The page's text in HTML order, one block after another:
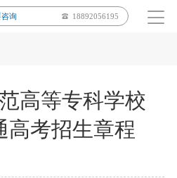
询 18892056195
高等专科学校
高考招生章程